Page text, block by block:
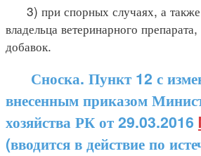
3) при спорных случаях, а
владельца ветеринарного
добавок.
Сноска. Пункт 12 с
внесенным приказом
хозяйства РК от 29.03.2016
(вводится в действие по